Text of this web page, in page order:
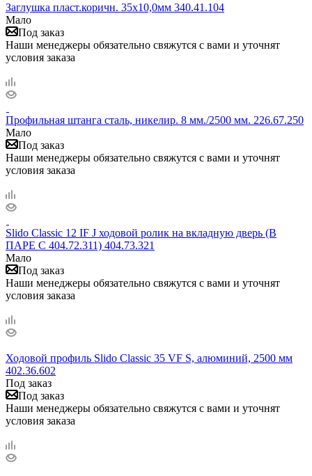
Заглушка пласт.коричн. 35x10,0мм 340.41.104
Мало
Под заказ
Наши менеджеры обязательно свяжутся с вами и уточнят
условия заказа
Профильная штанга сталь, никелир. 8 мм./2500 мм. 226.67.250
Мало
Под заказ
Наши менеджеры обязательно свяжутся с вами и уточнят
условия заказа
Slido Classic 12 IF J ходовой ролик на вкладную дверь (В
ПАРЕ С 404.72.311) 404.73.321
Мало
Под заказ
Наши менеджеры обязательно свяжутся с вами и уточнят
условия заказа
Ходовой профиль Slido Classic 35 VF S, алюминий, 2500 мм
402.36.602
Под заказ
Под заказ
Наши менеджеры обязательно свяжутся с вами и уточнят
условия заказа